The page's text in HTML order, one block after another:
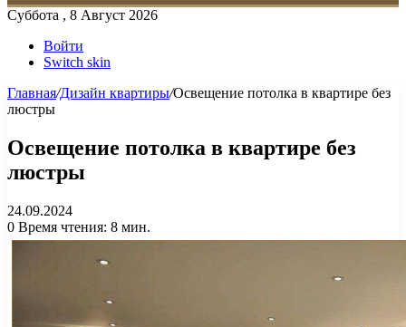
Суббота , 8 Август 2026
Войти
Switch skin
Главная/Дизайн квартиры/Освещение потолка в квартире без
люстры
Освещение потолка в квартире без
люстры
24.09.2024
0 Время чтения: 8 мин.